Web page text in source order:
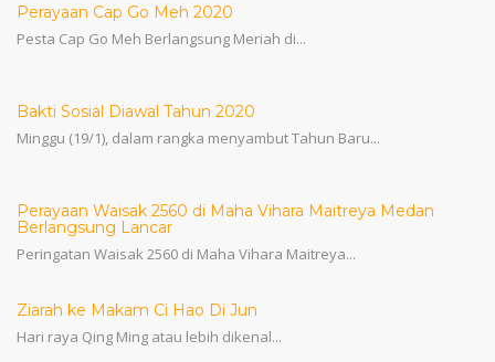
Perayaan Cap Go Meh 2020
Pesta Cap Go Meh Berlangsung Meriah di...
Bakti Sosial Diawal Tahun 2020
Minggu (19/1), dalam rangka menyambut Tahun Baru...
Perayaan Waisak 2560 di Maha Vihara Maitreya Medan
Berlangsung Lancar
Peringatan Waisak 2560 di Maha Vihara Maitreya...
Ziarah ke Makam Ci Hao Di Jun
Hari raya Qing Ming atau lebih dikenal...